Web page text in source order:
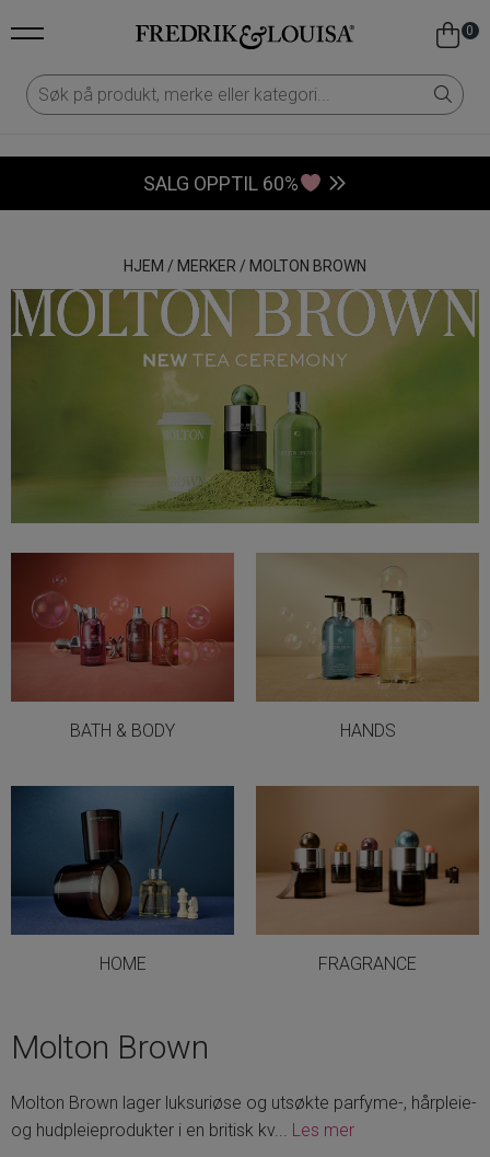
0
SALG OPPTIL 60%
HJEM / MERKER / MOLTON BROWN
BATH & BODY HANDS
HOME FRAGRANCE
Molton Brown
Molton Brown lager luksuriøse og utsøkte parfyme-, hårpleie-
og hudpleieprodukter i en britisk kv... Les mer